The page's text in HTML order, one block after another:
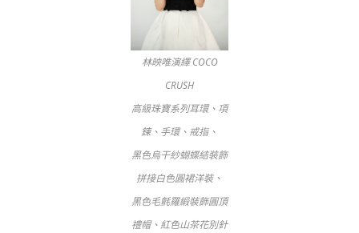
林映唯演繹 COCO
CRUSH
高級珠寶系列耳環、項
鍊、手環、戒指、
​​​​​黑色烏干紗蝴蝶結裝飾
拼接白色圓裙洋裝、
黑色毛氈羅緞裝飾圓頂
禮帽、紅色山茶花別針